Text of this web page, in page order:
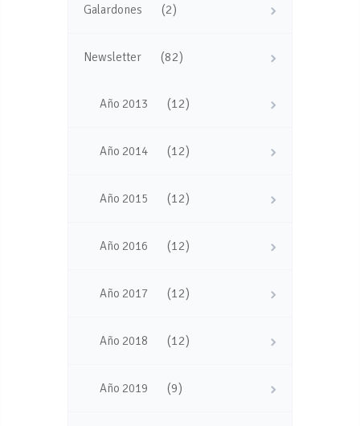
Galardones (2)
Newsletter (82)
Año 2013 (12)
Año 2014 (12)
Año 2015 (12)
Año 2016 (12)
Año 2017 (12)
Año 2018 (12)
Año 2019 (9)